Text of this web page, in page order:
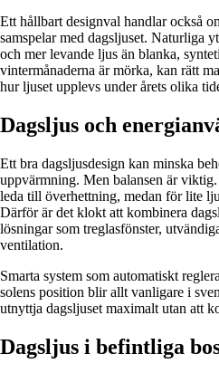
Ett hållbart designval handlar också
samspelar med dagsljuset. Naturliga
och mer levande ljus än blanka,
vintermånaderna är mörka, kan rätt
hur ljuset upplevs under årets olika
Dagsljus och
Ett bra dagsljusdesign kan minska
uppvärmning. Men balansen är
leda till överhettning, medan för lite
Därför är det klokt att kombinera
lösningar som treglasfönster,
ventilation.
Smarta system som automatiskt
solens position blir allt vanligare i
utnyttja dagsljuset maximalt utan att
Dagsljus i befintliga